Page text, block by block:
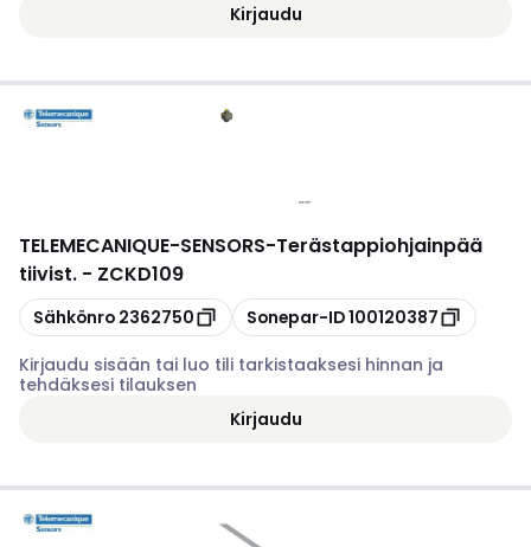
Kirjaudu
TELEMECANIQUE-SENSORS-Terästappiohjainpää
tiivist. - ZCKD109
Kopioi
Sähkönro 2362750 Kopioi
Sonepar-ID100120387
Kirjaudu sisään tai luo tili tarkistaaksesi hinnan ja
tehdäksesi tilauksen
Kirjaudu